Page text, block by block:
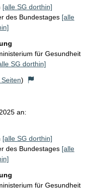
[alle SG dorthin]
des Bundestages [alle
für Gesundheit
SG dorthin]
)
an:
[alle SG dorthin]
des Bundestages [alle
für Gesundheit